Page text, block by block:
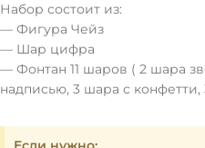
Набор состоит из:
— Фигура Чейз
— Шар цифра
— Фонтан 11 шаров ( 2 шара
надписью, 3 шара с